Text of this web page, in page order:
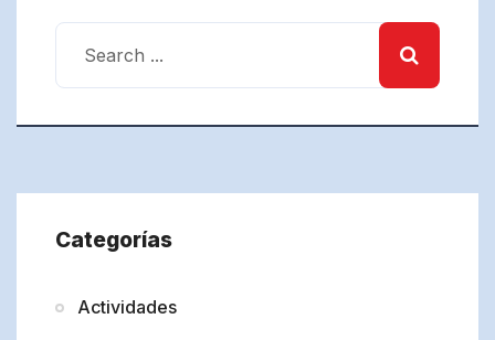
Categorías
Actividades